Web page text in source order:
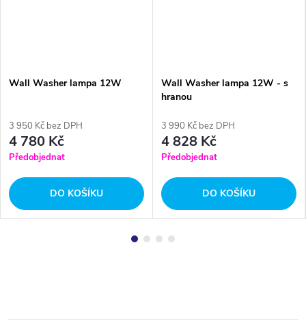
Wall Washer lampa 12W
3 950 Kč bez DPH
4 780 Kč
Předobjednat
DO KOŠÍKU
Wall Washer lampa 12W - s
hranou
3 990 Kč bez DPH
4 828 Kč
Předobjednat
DO KOŠÍKU